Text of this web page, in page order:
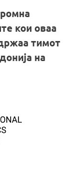
кои оваа
тимот
на